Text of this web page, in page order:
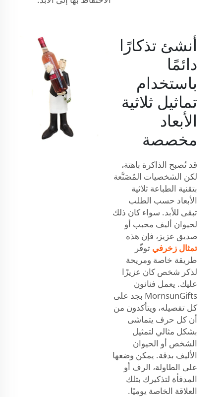
أنشئ تذكارًا
دائمًا
باستخدام
تماثيل ثلاثية
الأبعاد
مخصصة
قد تُصبح الذاكرة باهتة،
لكن الشخصيات المُصَنَّعة
بتقنية الطباعة ثلاثية
الأبعاد حسب الطلب
تبقى للأبد. سواء كان ذلك
لحيوان أليف محبب أو
صديق عزيز، فإن هذه
تمثال زخرفي توفّر
طريقة خاصة ومريحة
لذكر شخص كان عزيزًا
عليك. يعمل فنانون
MornsunGifts بجد على
كل تفصيله، ويتأكدون من
أن كل حرف يتماشى
بشكل مثالي لتمثيل
الشخص أو الحيوان
الأليف بدقة. يمكن وضعها
على الطاولة، الرف أو
المدفأة لتذكيرك بتلك
العلاقة الخاصة يوميًا.